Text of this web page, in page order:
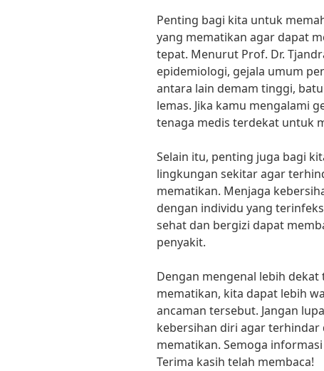
Penting bagi kita untuk
yang mematikan agar dapat
tepat. Menurut Prof. Dr.
epidemiologi, gejala umum
antara lain demam tinggi,
lemas. Jika kamu mengalami
tenaga medis terdekat untuk
Selain itu, penting juga bagi
lingkungan sekitar agar
mematikan. Menjaga
dengan individu yang
sehat dan bergizi dapat
penyakit.
Dengan mengenal lebih
mematikan, kita dapat lebih
ancaman tersebut. Jangan
kebersihan diri agar
mematikan. Semoga
Terima kasih telah membaca!